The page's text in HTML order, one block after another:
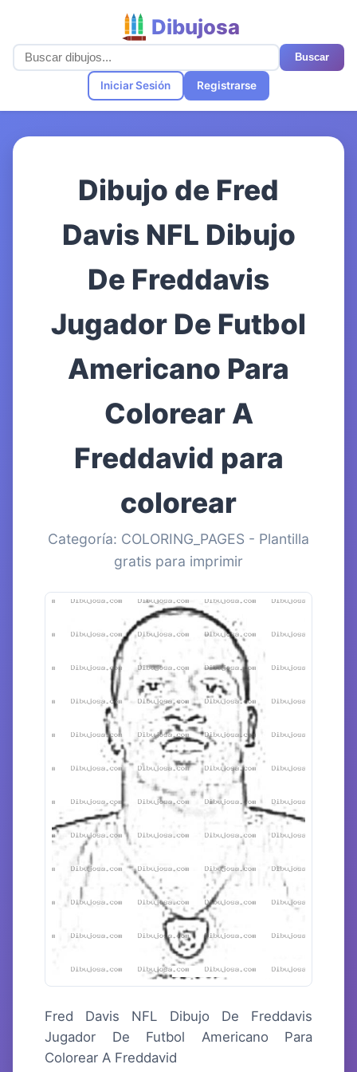
Dibujosa
Buscar
Iniciar Sesión Registrarse
Dibujo de Fred
Davis NFL Dibujo
De Freddavis
Jugador De Futbol
Americano Para
Colorear A
Freddavid para
colorear
Categoría: COLORING_PAGES - Plantilla
gratis para imprimir
Fred Davis NFL Dibujo De Freddavis
Jugador De Futbol Americano Para
Colorear A Freddavid